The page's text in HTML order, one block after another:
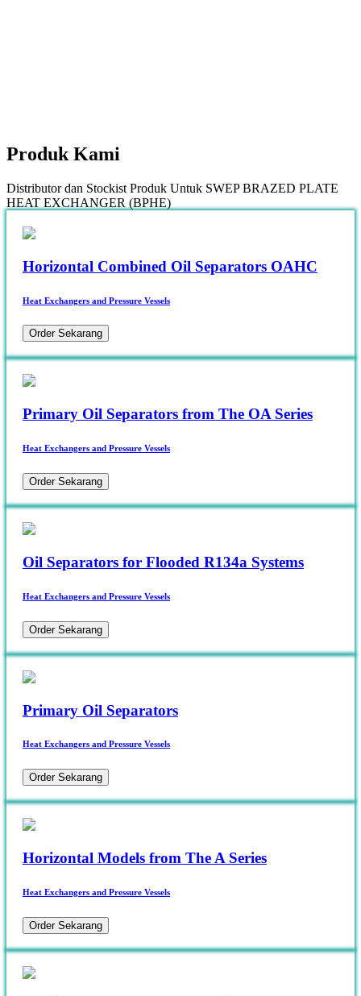
Produk Kami
Distributor dan Stockist Produk Untuk SWEP BRAZED PLATE
HEAT EXCHANGER (BPHE)
Horizontal Combined Oil Separators OAHC
Heat Exchangers and Pressure Vessels
Order Sekarang
Primary Oil Separators from The OA Series
Heat Exchangers and Pressure Vessels
Order Sekarang
Oil Separators for Flooded R134a Systems
Heat Exchangers and Pressure Vessels
Order Sekarang
Primary Oil Separators
Heat Exchangers and Pressure Vessels
Order Sekarang
Horizontal Models from The A Series
Heat Exchangers and Pressure Vessels
Order Sekarang